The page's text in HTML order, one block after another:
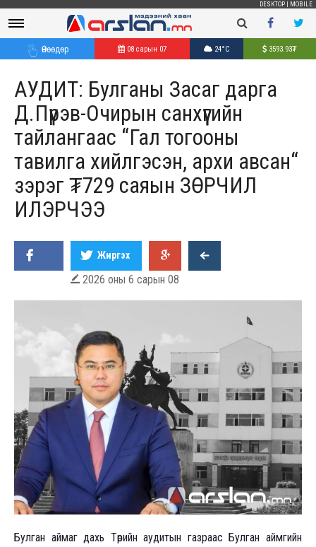
DESKTOP MOBILE
Өнөөдөр 08 сарын 07 24°C 3593.93₮
АУДИТ: Булганы Засаг дарга
Д.Пүрэв-Очирын санхүүгийн
тайлангаас “Гал тогооны
тавилга хийлгэсэн, архи авсан“
зэрэг ₮729 саяын ЗӨРЧИЛ
ИЛЭРЧЭЭ
Жиргэх
 2026 оны 6 сарын 08
Булган аймаг дахь Төрийн аудитын газраас Булган аймгийн